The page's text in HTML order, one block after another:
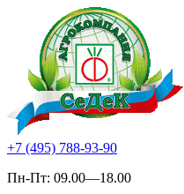
+7 (495) 788-93-90
Пн-Пт: 09.00—18.00